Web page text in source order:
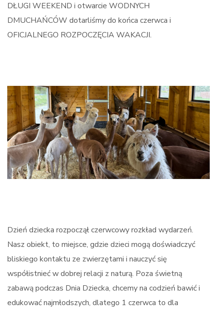
DŁUGI WEEKEND i otwarcie WODNYCH
DMUCHAŃCÓW dotarliśmy do końca czerwca i
OFICJALNEGO ROZPOCZĘCIA WAKACJI.
Dzień dziecka rozpoczął czerwcowy rozkład wydarzeń.
Nasz obiekt, to miejsce, gdzie dzieci mogą doświadczyć
bliskiego kontaktu ze zwierzętami i nauczyć się
współistnieć w dobrej relacji z naturą. Poza świetną
zabawą podczas Dnia Dziecka, chcemy na codzień bawić i
edukować najmłodszych, dlatego 1 czerwca to dla